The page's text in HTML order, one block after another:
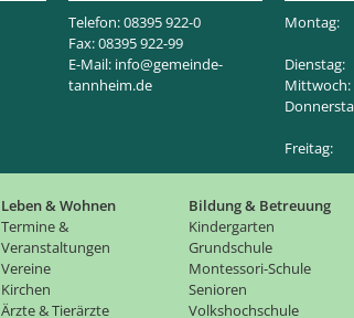
Telefon: 08395 922-0
Fax: 08395 922-99
E-Mail: info@gemeinde-
tannheim.de
Montag:
Freitag:
Leben & Wohnen
Termine &
Veranstaltungen
Vereine
Kirchen
Ärzte & Tierärzte
Bildung & Betreuung
Kindergarten
Grundschule
Montessori-Schule
Senioren
Volkshochschule